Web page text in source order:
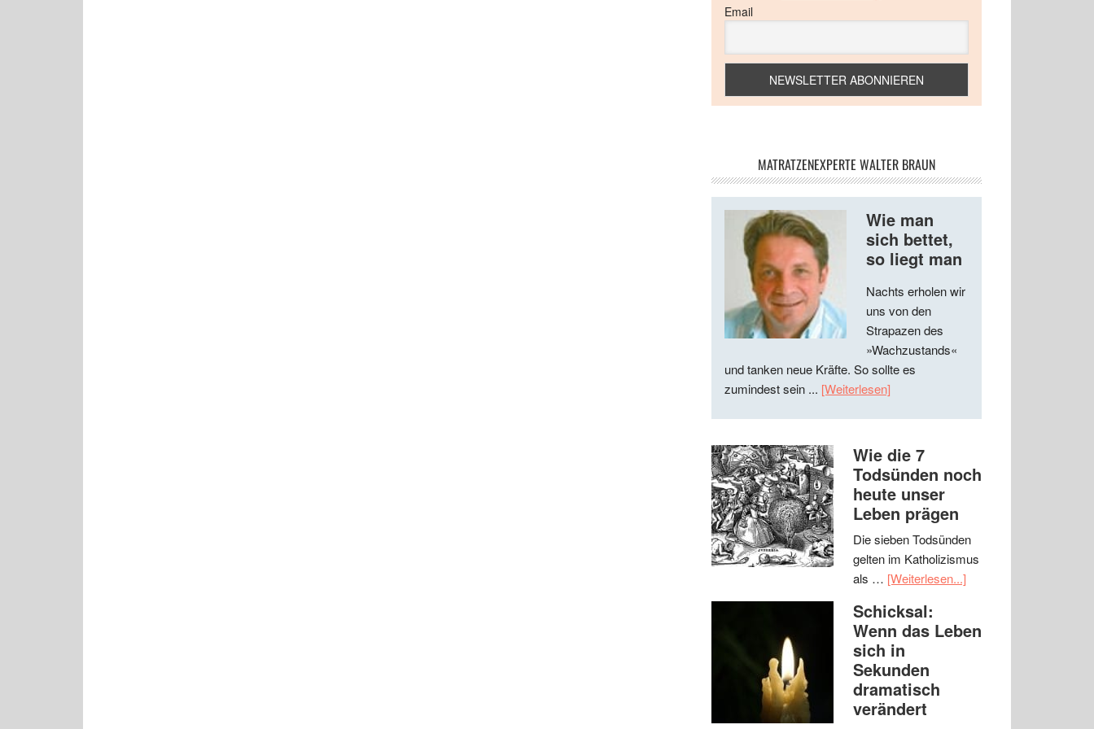
Email
MATRATZENEXPERTE WALTER BRAUN
Wie man
sich bettet,
so liegt man
Nachts erholen wir
uns von den
Strapazen des
»Wachzustands«
und tanken neue Kräfte. So sollte es
zumindest sein ... [Weiterlesen]
Wie die 7
Todsünden noch
heute unser
Leben prägen
Die sieben Todsünden
gelten im Katholizismus
als … [Weiterlesen...]
Schicksal:
Wenn das Leben
sich in
Sekunden
dramatisch
verändert